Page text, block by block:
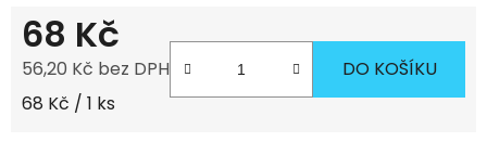
68 Kč
56,20 Kč bez DPH
Měrná cena:
68 Kč / 1 ks
DO KOŠÍKU